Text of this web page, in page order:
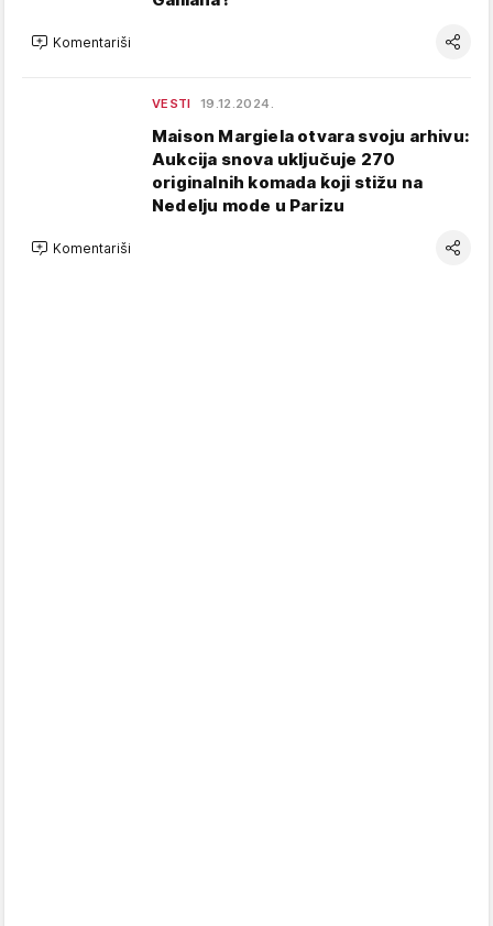
Komentariši
VESTI 19.12.2024.
Maison Margiela otvara svoju arhivu:
Aukcija snova uključuje 270
originalnih komada koji stižu na
Nedelju mode u Parizu
Komentariši